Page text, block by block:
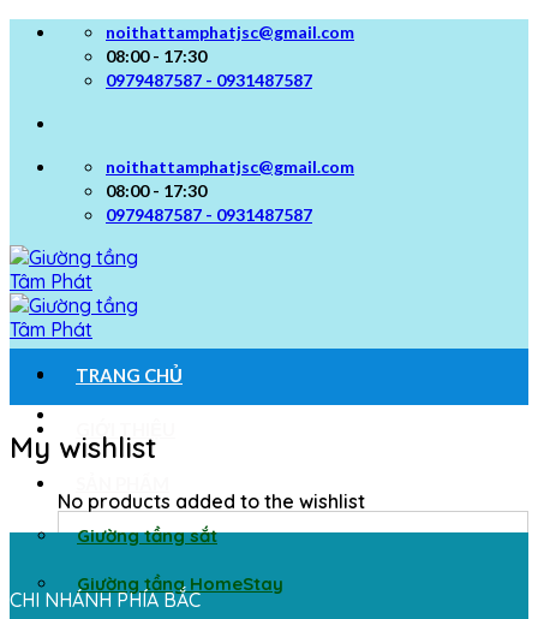
Skip
noithattamphatjsc@gmail.com
08:00 - 17:30
0979487587 - 0931487587
noithattamphatjsc@gmail.com
08:00 - 17:30
0979487587 - 0931487587
TRANG CHỦ
Giường tầng sắt
Giường tầng HomeStay
My wishlist
No products added to the wishlist
CHI NHÁNH PHÍA BẮC